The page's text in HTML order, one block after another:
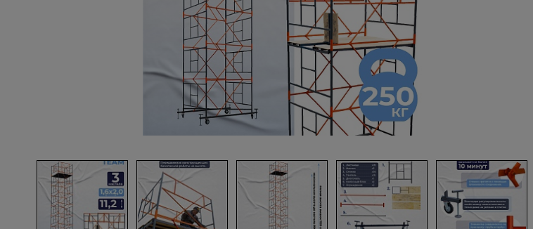
Штукатурные комплекты
Сварочные аппараты
Тепловые пушки
Металл и металлообработка